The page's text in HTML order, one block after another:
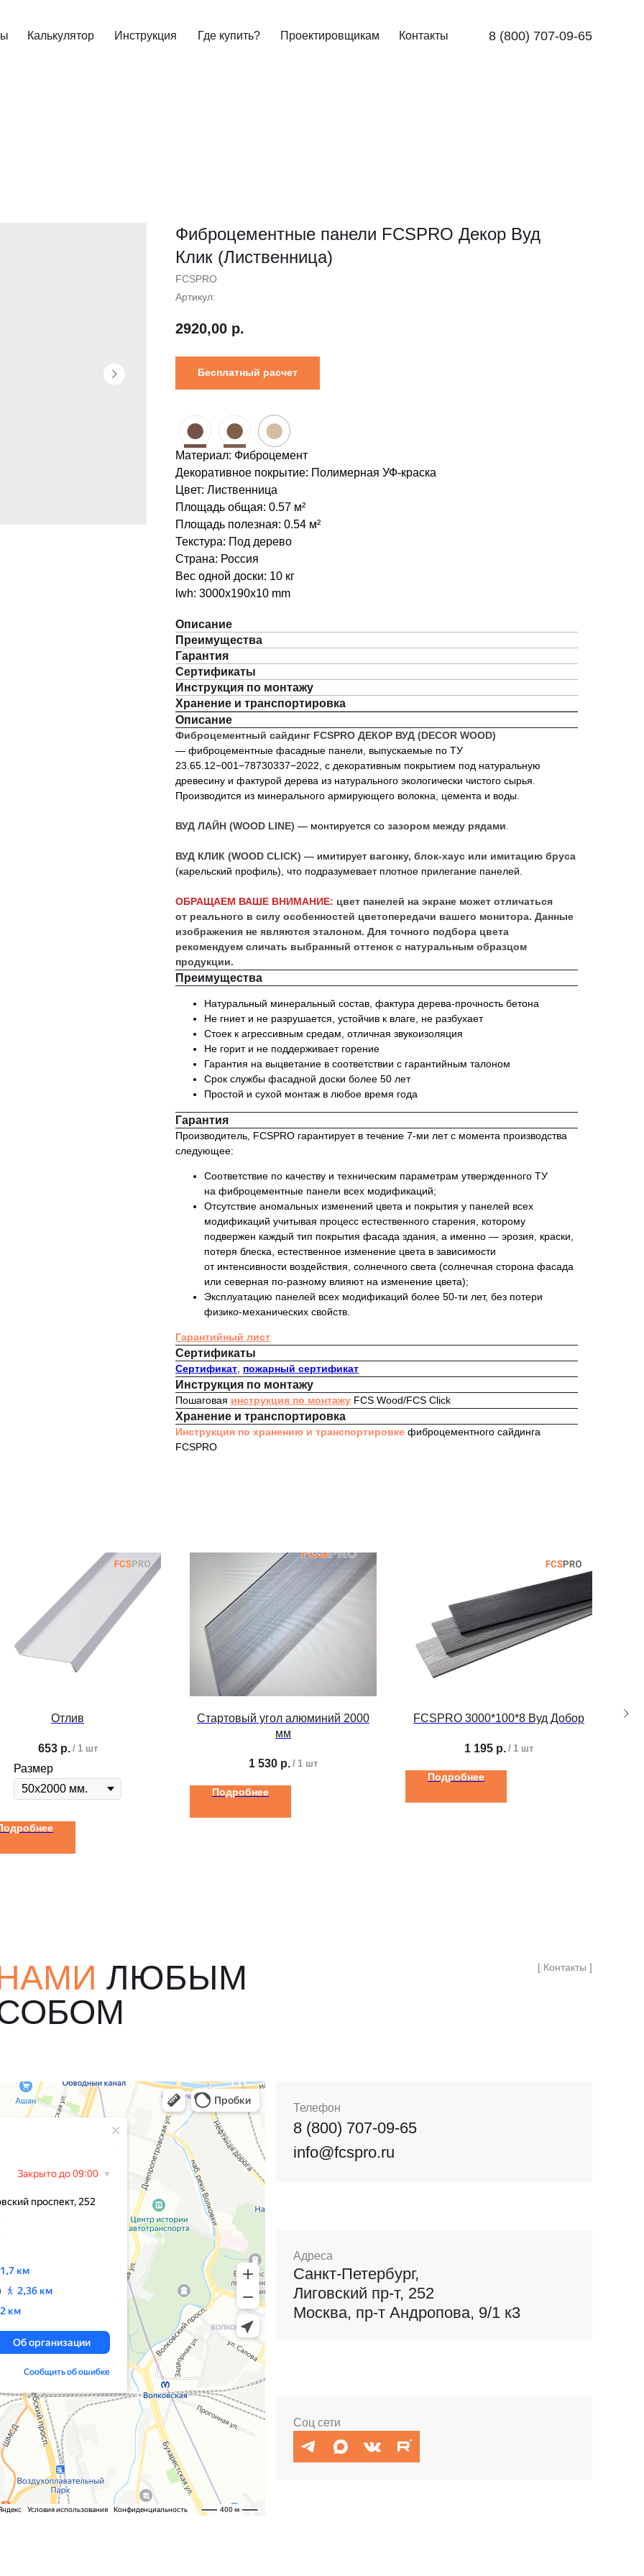
Проектировщикам
Где купить?
Калькулятор Инструкция Контакты 8 (800) 707-09-65
Фиброцементные панели FCSPRO Декор Вуд
Клик (Лиственница)
FCSPRO
Артикул:
2920,00 р.
Бесплатный расчет
● ● ●
Материал: Фиброцемент
Декоративное покрытие: Полимерная УФ-краска
Цвет: Лиственница
Площадь общая: 0.57 м²
Площадь полезная: 0.54 м²
Текстура: Под дерево
Страна: Россия
Вес одной доски: 10 кг
lwh: 3000x190x10 mm
Описание
Преимущества
Гарантия
Сертификаты
Инструкция по монтажу
Хранение и транспортировка
Описание
Фиброцементный сайдинг FCSPRO ДЕКОР ВУД (DECOR WOOD)
— фиброцементные фасадные панели, выпускаемые по ТУ
23.65.12−001−78730337−2022, с декоративным покрытием под натуральную
древесину и фактурой дерева из натурального экологически чистого сырья.
Производится из минерального армирующего волокна, цемента и воды.
ВУД ЛАЙН (WOOD LINE) — монтируется со зазором между рядами
ВУД КЛИК (WOOD CLICK) — имитирует вагонку, блок-хаус или имитацию бруса
(карельский профиль), что подразумевает плотное прилегание панелей.
ОБРАЩАЕМ ВАШЕ ВНИМАНИЕ: цвет панелей на экране может отличаться
от реального в силу особенностей цветопередачи вашего монитора. Данные
изображения не являются эталоном. Для точного подбора цвета
рекомендуем сличать выбранный оттенок с натуральным образцом
продукции.
Преимущества
Натуральный минеральный состав, фактура дерева-прочность бетона
Не гниет и не разрушается, устойчив к влаге, не разбухает
Стоек к агрессивным средам, отличная звукоизоляция
Не горит и не поддерживает горение
Гарантия на выцветание в соответствии с гарантийным талоном
Срок службы фасадной доски более 50 лет
Простой и сухой монтаж в любое время года
Гарантия
Производитель, FCSPRO гарантирует в течение 7-ми лет с момента производства
следующее:
Соответствие по качеству и техническим параметрам утвержденного ТУ
на фиброцементные панели всех модификаций;
Отсутствие аномальных изменений цвета и покрытия у панелей всех
модификаций учитывая процесс естественного старения, которому
подвержен каждый тип покрытия фасада здания, а именно — эрозия, краски,
потеря блеска, естественное изменение цвета в зависимости
от интенсивности воздействия, солнечного света (солнечная сторона фасада
или северная по-разному влияют на изменение цвета);
Эксплуатацию панелей всех модификаций более 50-ти лет, без потери
физико-механических свойств.
Гарантийный лист
Сертификаты
Сертификат пожарный сертификат
Инструкция по монтажу
Пошаговая инструкция по монтажу FCS Wood/FCS Click
Хранение и транспортировка
Инструкция по хранению и транспортировке фиброцементного сайдинга
FCSPRO
Отлив
653 р. / 1 шт
Размер
Стартовый угол алюминий 2000
мм
1 530 р. / 1 шт
Подробнее
FCSPRO 3000*100*8 Вуд Добор
1 195 р. / 1 шт
Подробнее
Соц сети
Адреса
Санкт-Петербург,
Лиговский пр-т, 252
Москва, пр-т Андропова, 9/1 к3
Телефон
8 (800) 707-09-65
info@fcspro.ru
ЛЮБЫМ
[ Контакты ]